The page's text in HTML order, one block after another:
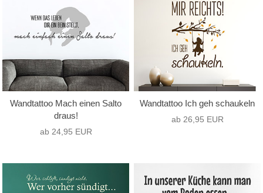
Wandtattoo Mach einen Salto
draus!
ab 24,95 EUR
Wandtattoo Ich geh schaukeln
ab 26,95 EUR